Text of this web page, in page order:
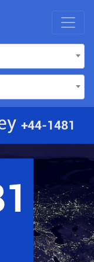
+44-1481